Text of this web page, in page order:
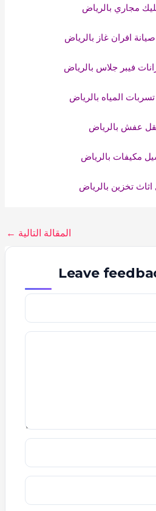
مجاري بالرياض
افران غاز بالرياض
فيبر جلاس بالرياض
المياه بالرياض
عفش بالرياض
مكيفات بالرياض
تخزين بالرياض
المقالة التالية ←
Leave